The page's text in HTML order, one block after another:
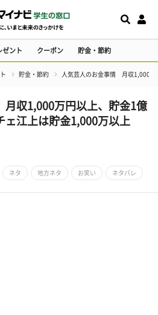
ゼント クーポン 貯金・節約
貯金・節約 人気芸人のお金事情 月収1,000万
収1,000万円以上、貯金1億
ェ江上は貯金1,000万以上
ネタ 地方ネタ お笑い ネタバレ